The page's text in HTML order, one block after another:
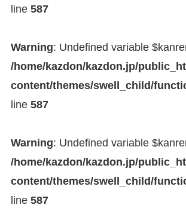
line 587
Warning: Undefined variable
/home/kazdon/kazdon.jp/
content/themes/swell_child/
line 587
Warning: Undefined variable
/home/kazdon/kazdon.jp/
content/themes/swell_child/
line 587